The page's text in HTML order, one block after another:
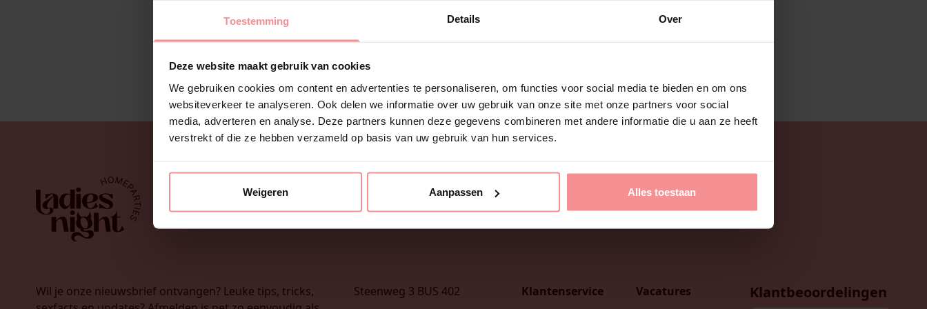
Toestemming Details Over
Deze website maakt gebruik van cookies
We gebruiken cookies om content en advertenties te personaliseren, om functies voor social media te bieden en om ons
websiteverkeer te analyseren. Ook delen we informatie over uw gebruik van onze site met onze partners voor social
media, adverteren en analyse. Deze partners kunnen deze gegevens combineren met andere informatie die u aan ze heeft
verstrekt of die ze hebben verzameld op basis van uw gebruik van hun services.
Weigeren Aanpassen Alles toestaan
Wil je onze nieuwsbrief ontvangen? Leuke tips, tricks,
Steenweg 3 BUS 402 Klantenservice Vacatures Klantbeoordelingen